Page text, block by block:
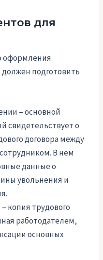
для
оформления
подготовить
– основной
свидетельствует о
договора между
В нем
данные о
увольнения и
копия трудового
работодателем,
основных